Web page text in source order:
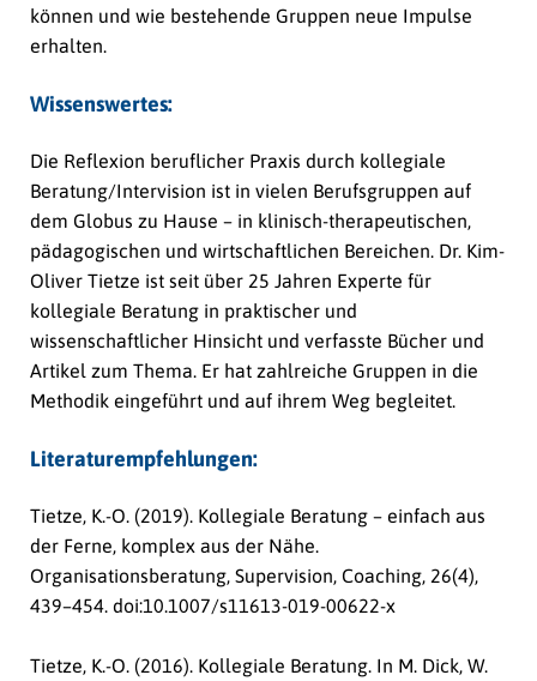
können und wie bestehende Gruppen neue Impulse
erhalten.
Wissenswertes:
Die Reflexion beruflicher Praxis durch kollegiale
Beratung/Intervision ist in vielen Berufsgruppen auf
dem Globus zu Hause – in klinisch-therapeutischen,
pädagogischen und wirtschaftlichen Bereichen. Dr. Kim-
Oliver Tietze ist seit über 25 Jahren Experte für
kollegiale Beratung in praktischer und
wissenschaftlicher Hinsicht und verfasste Bücher und
Artikel zum Thema. Er hat zahlreiche Gruppen in die
Methodik eingeführt und auf ihrem Weg begleitet.
Literaturempfehlungen:
Tietze, K.-O. (2019). Kollegiale Beratung – einfach aus
der Ferne, komplex aus der Nähe.
Organisationsberatung, Supervision, Coaching, 26(4),
439–454. doi:10.1007/s11613-019-00622-x
Tietze, K.-O. (2016). Kollegiale Beratung. In M. Dick, W.